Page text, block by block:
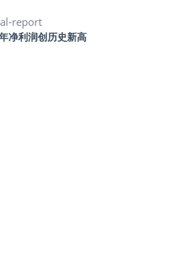
report
净利润创历史新高